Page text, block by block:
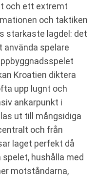
och ett extremt
och taktiken
starkaste lagdel: det
spelare
Kroatien diktera
upp lugnt och
ankarpunkt i
ut till mångsidiga
och från
laget perfekt då
hushålla med
motståndarna,